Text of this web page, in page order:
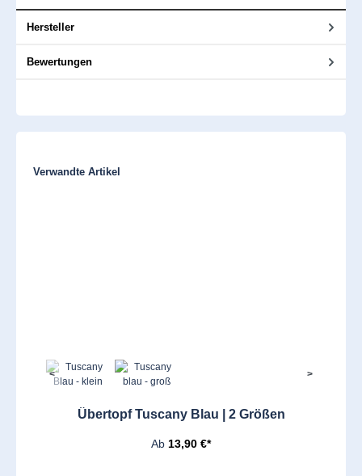
Hersteller
Bewertungen
Produktgalerie überspringen
Verwandte Artikel
< >
Übertopf Tuscany Blau | 2 Größen
Ab 13,90 €*